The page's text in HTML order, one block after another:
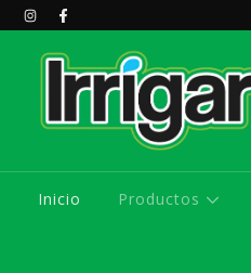
Inicio Productos